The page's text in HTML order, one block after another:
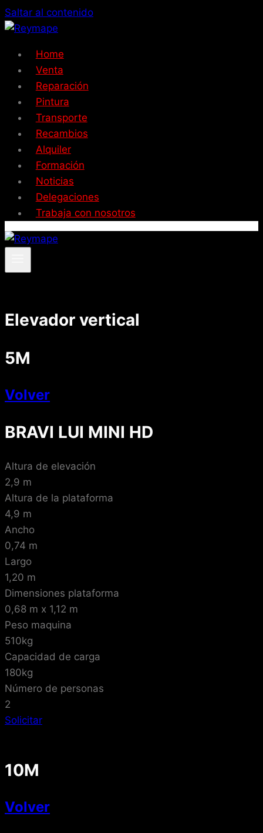
Saltar al contenido
Home
Venta
Reparación
Pintura
Transporte
Recambios
Alquiler
Formación
Noticias
Delegaciones
Trabaja con nosotros
Elevador vertical
5M
Volver
BRAVI LUI MINI HD
Altura de elevación
2,9 m
Altura de la plataforma
4,9 m
Ancho
0,74 m
Largo
1,20 m
Dimensiones plataforma
0,68 m x 1,12 m
Peso maquina
510kg
Capacidad de carga
180kg
Número de personas
2
Solicitar
10M
Volver